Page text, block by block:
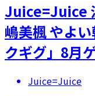
Juice=Juice
嶋美楓 やよ
クギグ」8月
Juice=Juice